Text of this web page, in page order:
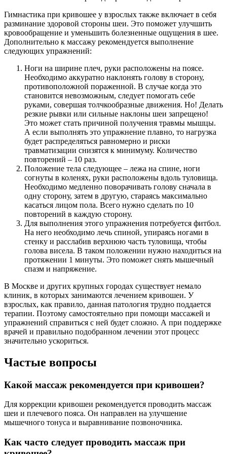
Гимнастика при кривошее у взрослых также включает в себя
разминание здоровой стороны шеи. Это поможет улучшить
кровообращение и уменьшить болезненные ощущения в шее.
Дополнительно к массажу рекомендуется выполнение
следующих упражнений:
Ноги на ширине плеч, руки расположены на поясе.
Необходимо аккуратно наклонять голову в сторону,
противоположной пораженной. В случае когда это
становится невозможным, следует помогать себе
руками, совершая толчкообразные движения. Но! Делать
резкие рывки или сильные наклоны шеи запрещено!
Это может стать причиной получения травмы мышцы.
А если выполнять это упражнение плавно, то нагрузка
будет распределяться равномерно и риски
травматизации снизятся к минимуму. Количество
повторений – 10 раз.
Положение тела следующее – лежа на спине, ноги
согнуты в коленях, руки расположены вдоль туловища.
Необходимо медленно поворачивать голову сначала в
одну сторону, затем в другую, стараясь максимально
касаться лицом пола. Всего нужно сделать по 10
повторений в каждую сторону.
Для выполнения этого упражнения потребуется фитбол.
На него необходимо лечь спиной, упираясь ногами в
стенку и расслабив верхнюю часть туловища, чтобы
голова висела. В таком положении нужно находиться на
протяжении 1 минуты. Это поможет снять мышечный
спазм и напряжение.
В Москве и других крупных городах существует немало
клиник, в которых занимаются лечением кривошеи. У
взрослых, как правило, данная патология трудно поддается
терапии. Поэтому самостоятельно при помощи массажей и
упражнений справиться с ней будет сложно. А при поддержке
врачей и правильно подобранном лечении этот процесс
значительно ускориться.
Частые вопросы
Какой массаж рекомендуется при кривошеи?
Для коррекции кривошеи рекомендуется проводить массаж
шеи и плечевого пояса. Он направлен на улучшение
мышечного тонуса и выравнивание позвоночника.
Как часто следует проводить массаж при